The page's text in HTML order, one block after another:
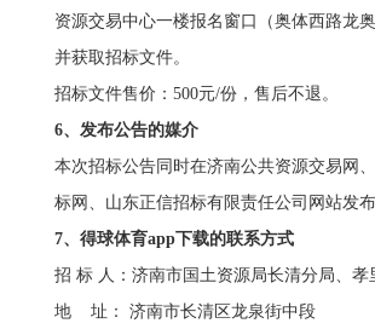
资源交易中心一楼报名窗口（奥体西路龙
并获取招标文件。
招标文件售价：500元/份，售后不退。
6、发布公告的媒介
本次招标公告同时在济南公共资源交易网
标网、山东正信招标有限责任公司网站发布
7、得球体育app下载的联系方式
招 标 人：济南市国土资源局长清分局、孝
地 址： 济南市长清区龙泉街中段